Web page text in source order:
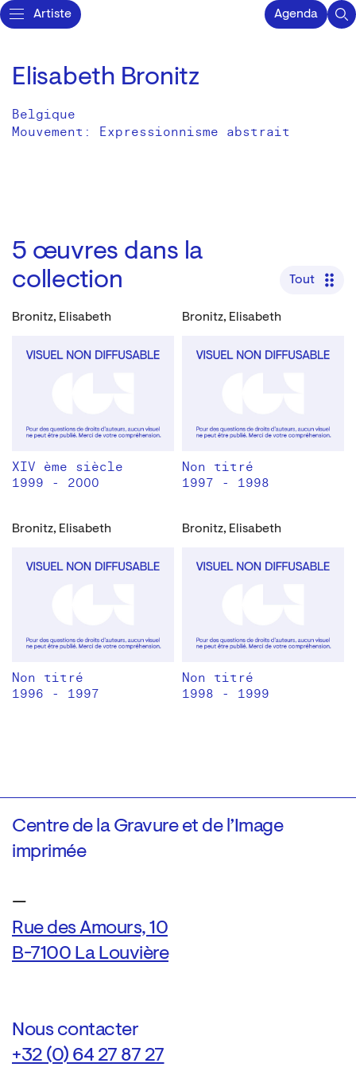
Artiste Agenda
Elisabeth Bronitz
Belgique
Mouvement: Expressionnisme abstrait
5 œuvres dans la
collection
Tout
Bronitz, Elisabeth
XIV ème siècle
1999 - 2000
Bronitz, Elisabeth
Non titré
1997 - 1998
Bronitz, Elisabeth
Non titré
1996 - 1997
Bronitz, Elisabeth
Non titré
1998 - 1999
Centre de la Gravure et de l’Image
imprimée
—
Rue des Amours, 10
B-7100 La Louvière
Nous contacter
+32 (0) 64 27 87 27